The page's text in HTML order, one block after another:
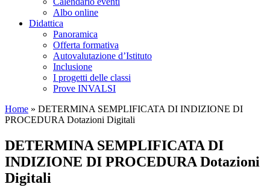
Albo online
Didattica
Panoramica
Offerta formativa
Autovalutazione d’Istituto
Inclusione
I progetti delle classi
Prove INVALSI
Home » DETERMINA SEMPLIFICATA DI INDIZIONE DI
PROCEDURA Dotazioni Digitali
DETERMINA SEMPLIFICATA DI
INDIZIONE DI PROCEDURA Dotazioni
Digitali